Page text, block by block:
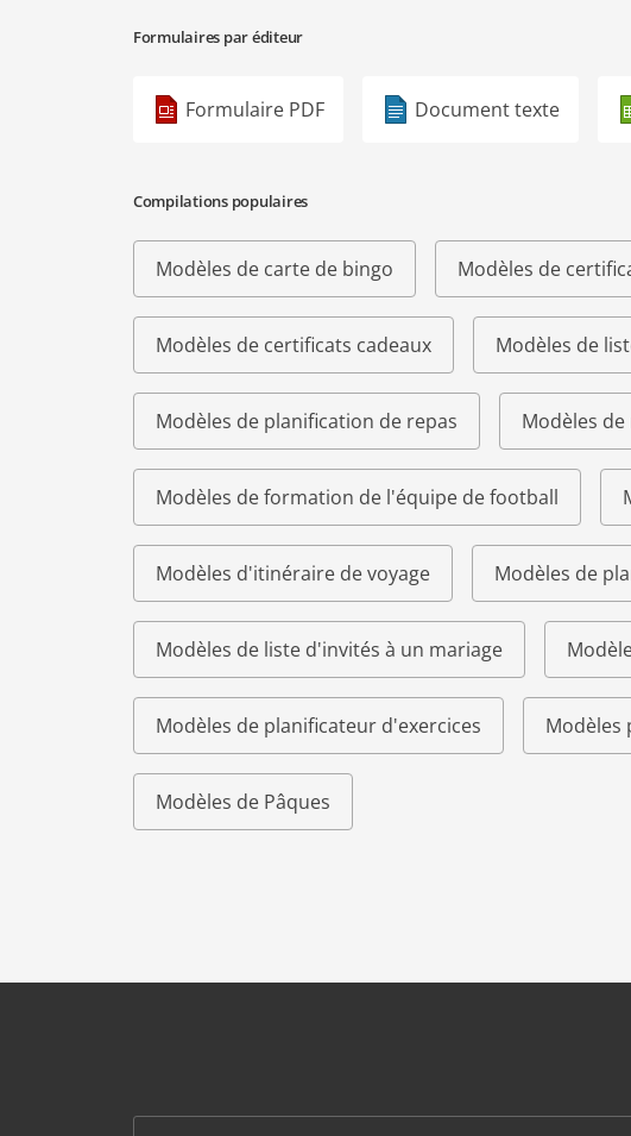
Formulaires par éditeur
Formulaire PDF Document texte
Compilations populaires
Modèles de carte de bingo Modèles de
Modèles de certificats cadeaux Modèles de
Modèles de planification de repas Modèles
Modèles de formation de l'équipe de football
Modèles d'itinéraire de voyage Modèles de
Modèles de liste d'invités à un mariage
Modèles de planificateur d'exercices Modèles
Modèles de Pâques